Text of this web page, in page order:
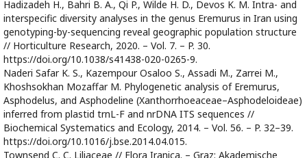
Hadizadeh H., Bahri B. A., Qi P., Wilde H. D., Devos K. M. Intra- and
interspecific diversity analyses in the genus Eremurus in Iran using
genotyping-by-sequencing reveal geographic population structure
// Horticulture Research, 2020. – Vol. 7. – P. 30.
https://doi.org/10.1038/s41438-020-0265-9.
Naderi Safar K. S., Kazempour Osaloo S., Assadi M., Zarrei M.,
Khoshsokhan Mozaffar M. Phylogenetic analysis of Eremurus,
Asphodelus, and Asphodeline (Xanthorrhoeaceae–Asphodeloideae)
inferred from plastid trnL-F and nrDNA ITS sequences //
Biochemical Systematics and Ecology, 2014. – Vol. 56. – P. 32–39.
https://doi.org/10.1016/j.bse.2014.04.015.
Townsend C. C. Liliaceae // Flora Iranica. – Graz: Akademische